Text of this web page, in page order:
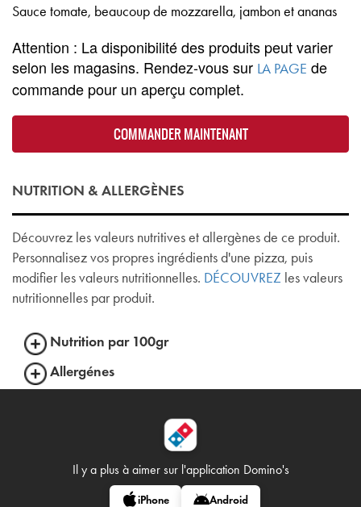
Sauce tomate, beaucoup de mozzarella, jambon et ananas
Attention : La disponibilité des produits peut varier
selon les magasins. Rendez-vous sur LA PAGE de
commande pour un aperçu complet.
COMMANDER MAINTENANT
NUTRITION & ALLERGÈNES
Découvrez les valeurs nutritives et allergènes de ce produit.
Personnalisez vos propres ingrédients d'une pizza, puis
modifier les valeurs nutritionnelles. DÉCOUVREZ les valeurs
nutritionnelles par produit.
Nutrition par 100gr
Allergénes
Il y a plus à aimer sur l'application Domino's
iPhone Android